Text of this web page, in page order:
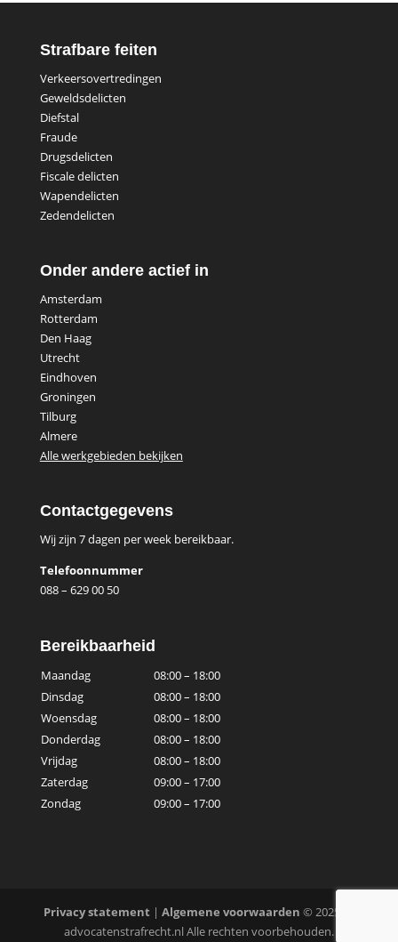
Strafbare feiten
Verkeersovertredingen
Geweldsdelicten
Diefstal
Fraude
Drugsdelicten
Fiscale delicten
Wapendelicten
Zedendelicten
Onder andere actief in
Amsterdam
Rotterdam
Den Haag
Utrecht
Eindhoven
Groningen
Tilburg
Almere
Alle werkgebieden bekijken
Contactgegevens
Wij zijn 7 dagen per week bereikbaar.
Telefoonnummer
088 – 629 00 50
Bereikbaarheid
Maandag
08:00 – 18:00
Dinsdag
08:00 – 18:00
Woensdag
08:00 – 18:00
Donderdag
08:00 – 18:00
Vrijdag
08:00 – 18:00
Zaterdag
09:00 – 17:00
Zondag
09:00 – 17:00
Privacy statement | Algemene voorwaarden © 2025 ls-
advocatenstrafrecht.nl Alle rechten voorbehouden.